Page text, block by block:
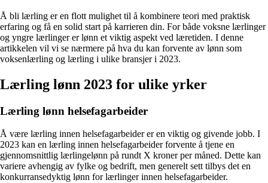
Å bli lærling er en flott mulighet til å kombinere teori med praktisk
erfaring og få en solid start på karrieren din. For både voksne lærlinger
og yngre lærlinger er lønn et viktig aspekt ved læretiden. I denne
artikkelen vil vi se nærmere på hva du kan forvente av lønn som
voksenlærling og lærling i ulike bransjer i 2023.
Lærling lønn 2023 for ulike yrker
Lærling lønn helsefagarbeider
Å være lærling innen helsefagarbeider er en viktig og givende jobb. I
2023 kan en lærling innen helsefagarbeider forvente å tjene en
gjennomsnittlig lærlingelønn på rundt X kroner per måned. Dette kan
variere avhengig av fylke og bedrift, men generelt sett tilbys det en
konkurransedyktig lønn for lærlinger innen helsefagarbeider.